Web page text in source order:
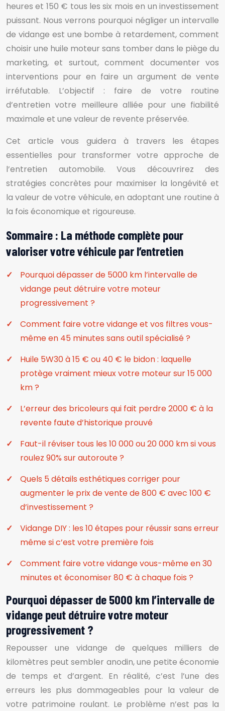
heures et 150 € tous les six mois en un investissement
puissant. Nous verrons pourquoi négliger un intervalle
de vidange est une bombe à retardement, comment
choisir une huile moteur sans tomber dans le piège du
marketing, et surtout, comment documenter vos
interventions pour en faire un argument de vente
irréfutable. L’objectif : faire de votre routine
d’entretien votre meilleure alliée pour une fiabilité
maximale et une valeur de revente préservée.
Cet article vous guidera à travers les étapes
essentielles pour transformer votre approche de
l’entretien automobile. Vous découvrirez des
stratégies concrètes pour maximiser la longévité et
la valeur de votre véhicule, en adoptant une routine à
la fois économique et rigoureuse.
Sommaire : La méthode complète pour
valoriser votre véhicule par l’entretien
Pourquoi dépasser de 5000 km l’intervalle de
vidange peut détruire votre moteur
progressivement ?
Comment faire votre vidange et vos filtres vous-
même en 45 minutes sans outil spécialisé ?
Huile 5W30 à 15 € ou 40 € le bidon : laquelle
protège vraiment mieux votre moteur sur 15 000
km ?
L’erreur des bricoleurs qui fait perdre 2000 € à la
revente faute d’historique prouvé
Faut-il réviser tous les 10 000 ou 20 000 km si vous
roulez 90% sur autoroute ?
Quels 5 détails esthétiques corriger pour
augmenter le prix de vente de 800 € avec 100 €
d’investissement ?
Vidange DIY : les 10 étapes pour réussir sans erreur
même si c’est votre première fois
Comment faire votre vidange vous-même en 30
minutes et économiser 80 € à chaque fois ?
Pourquoi dépasser de 5000 km l’intervalle de
vidange peut détruire votre moteur
progressivement ?
Repousser une vidange de quelques milliers de
kilomètres peut sembler anodin, une petite économie
de temps et d’argent. En réalité, c’est l’une des
erreurs les plus dommageables pour la valeur de
votre patrimoine roulant. Le problème n’est pas la